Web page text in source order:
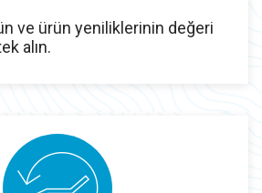
ve ürün yeniliklerinin değeri
alın.